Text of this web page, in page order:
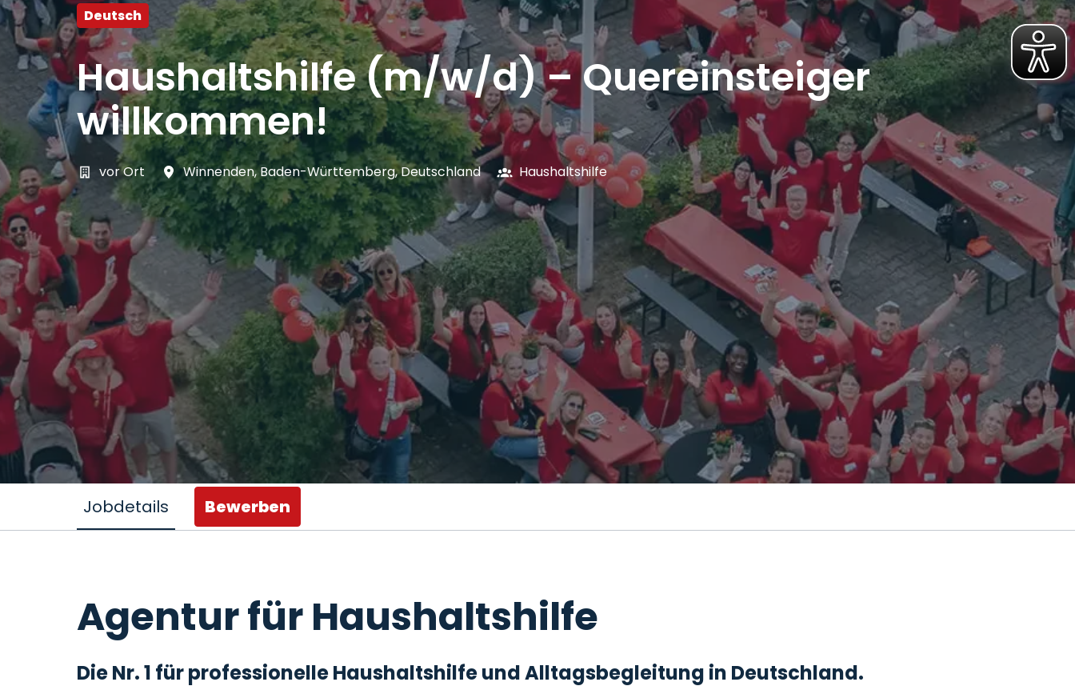
Deutsch
Haushaltshilfe (m/w/d) – Quereinsteiger
willkommen!
vor Ort Winnenden, Baden-Württemberg,Deutschland Haushaltshilfe
Jobdetails Bewerben
Agentur für Haushaltshilfe
Die Nr. 1 für professionelle Haushaltshilfe und Alltagsbegleitung in Deutschland.